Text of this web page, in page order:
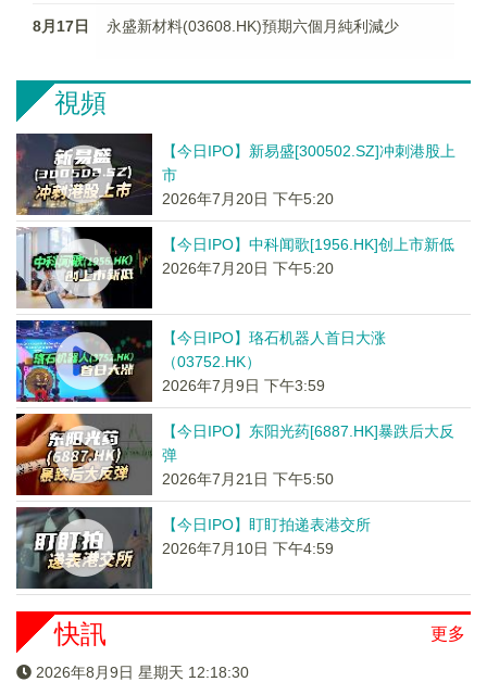
8月17日 永盛新材料(03608.HK)預期六個月純利減少
視頻
【今日IPO】新易盛[300502.SZ]冲刺港股上
市
2026年7月20日 下午5:20
【今日IPO】中科闻歌[1956.HK]创上市新低
2026年7月20日 下午5:20
【今日IPO】珞石机器人首日大涨
（03752.HK）
2026年7月9日 下午3:59
【今日IPO】东阳光药[6887.HK]暴跌后大反
弹
2026年7月21日 下午5:50
【今日IPO】盯盯拍递表港交所
2026年7月10日 下午4:59
更多
快訊
2026年8月9日 星期天 12:18:30